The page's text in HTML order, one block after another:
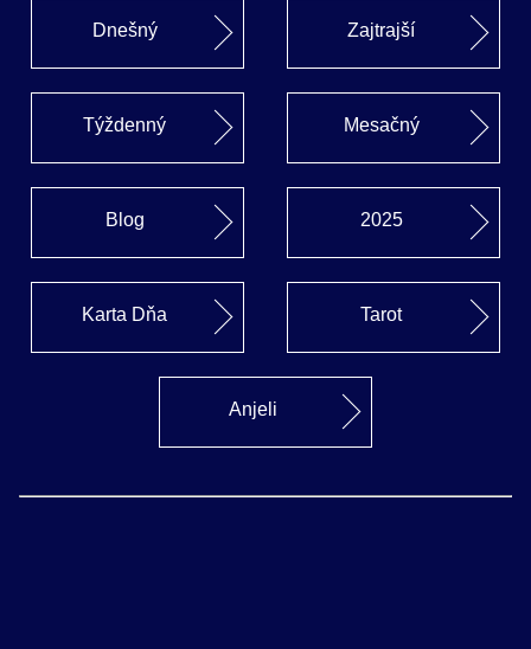
Dnešný Zajtrajší
Týždenný Mesačný
Blog 2025
Karta Dňa Tarot
Anjeli